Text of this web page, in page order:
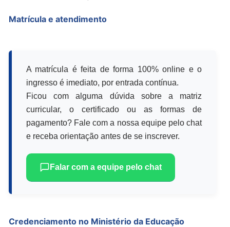
Matrícula e atendimento
A matrícula é feita de forma 100% online e o
ingresso é imediato, por entrada contínua.
Ficou com alguma dúvida sobre a matriz
curricular, o certificado ou as formas de
pagamento? Fale com a nossa equipe pelo chat
e receba orientação antes de se inscrever.
Falar com a equipe pelo chat
Credenciamento no Ministério da Educação